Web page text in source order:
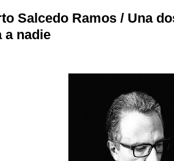
Salcedo Ramos / Una
a nadie